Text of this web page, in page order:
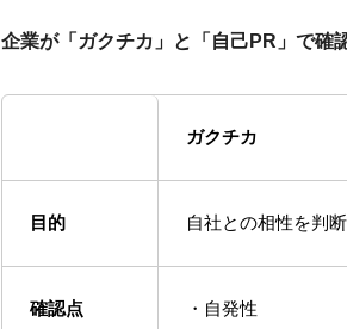
企業が「ガクチカ」と「自己PR」で確
ガクチカ
目的 自社との相性を判断
確認点 ・自発性